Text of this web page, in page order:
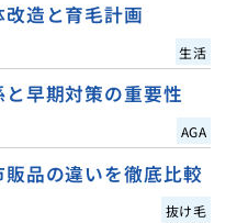
造と育毛計画
生活
早期対策の重要性
AGA
品の違いを徹底比較
抜け毛